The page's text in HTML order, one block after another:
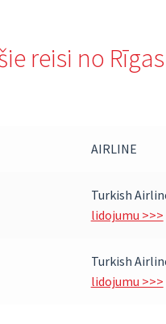
reisi no Rīgas
AIRLINE
Turkish
lidojumu >>>
Turkish
lidojumu >>>